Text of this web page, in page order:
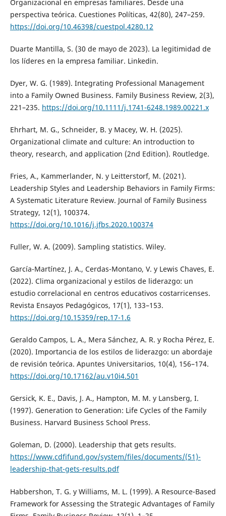
Organizacional en empresas familiares. Desde una
perspectiva teórica. Cuestiones Políticas, 42(80), 247–259.
https://doi.org/10.46398/cuestpol.4280.12
Duarte Mantilla, S. (30 de mayo de 2023). La legitimidad de
los líderes en la empresa familiar. Linkedin.
Dyer, W. G. (1989). Integrating Professional Management
into a Family Owned Business. Family Business Review, 2(3),
221–235. https://doi.org/10.1111/j.1741-6248.1989.00221.x
Ehrhart, M. G., Schneider, B. y Macey, W. H. (2025).
Organizational climate and culture: An introduction to
theory, research, and application (2nd Edition). Routledge.
Fries, A., Kammerlander, N. y Leitterstorf, M. (2021).
Leadership Styles and Leadership Behaviors in Family Firms:
A Systematic Literature Review. Journal of Family Business
Strategy, 12(1), 100374.
https://doi.org/10.1016/j.jfbs.2020.100374
Fuller, W. A. (2009). Sampling statistics. Wiley.
García-Martínez, J. A., Cerdas-Montano, V. y Lewis Chaves, E.
(2022). Clima organizacional y estilos de liderazgo: un
estudio correlacional en centros educativos costarricenses.
Revista Ensayos Pedagógicos, 17(1), 133–153.
https://doi.org/10.15359/rep.17-1.6
Geraldo Campos, L. A., Mera Sánchez, A. R. y Rocha Pérez, E.
(2020). Importancia de los estilos de liderazgo: un abordaje
de revisión teórica. Apuntes Universitarios, 10(4), 156–174.
https://doi.org/10.17162/au.v10i4.501
Gersick, K. E., Davis, J. A., Hampton, M. M. y Lansberg, I.
(1997). Generation to Generation: Life Cycles of the Family
Business. Harvard Business School Press.
Goleman, D. (2000). Leadership that gets results.
https://www.cdfifund.gov/system/files/documents/(51)-
leadership-that-gets-results.pdf
Habbershon, T. G. y Williams, M. L. (1999). A Resource-Based
Framework for Assessing the Strategic Advantages of Family